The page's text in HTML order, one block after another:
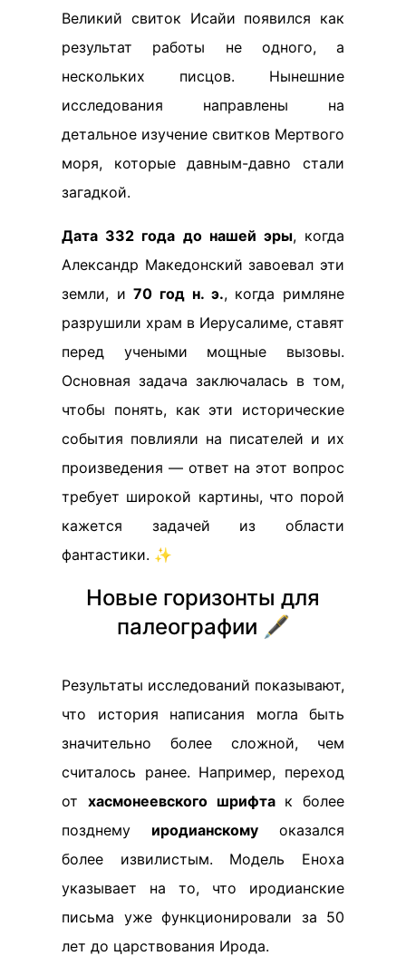
Великий свиток Исайи появился как
результат работы не одного, а
нескольких писцов. Нынешние
исследования направлены на
детальное изучение свитков Мертвого
моря, которые давным-давно стали
загадкой.
Дата 332 года до нашей эры, когда
Александр Македонский завоевал эти
земли, и70 год н. э., когда римляне
разрушили храм в Иерусалиме, ставят
перед учеными мощные вызовы.
Основная задача заключалась в том,
чтобы понять, как эти исторические
события повлияли на писателей и их
произведения — ответ на этот вопрос
требует широкой картины, что порой
кажется задачей из области
фантастики. ✨
Новые горизонты для
палеографии 🖋️
Результаты исследований показывают,
что история написания могла быть
значительно более сложной, чем
считалось ранее. Например, переход
от хасмонеевского шрифтак более
позднему иродианскому оказался
более извилистым. Модель Еноха
указывает на то, что иродианские
письма уже функционировали за 50
лет до царствования Ирода.